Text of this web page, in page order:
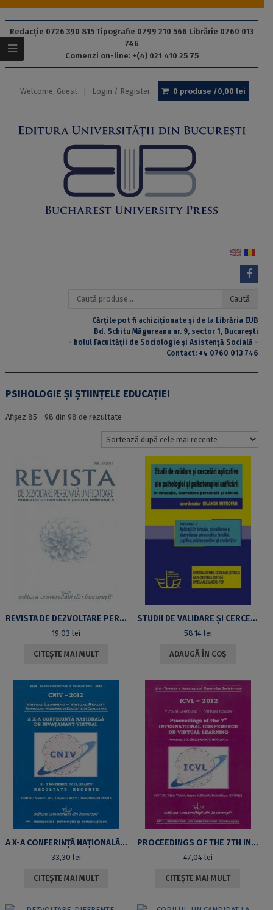
Redacție 0726 390 815 Tipografie 0799 210 566 Librărie 0760 013
746
Comenzi on-line: +(4) 021 410 25 75
Welcome, Guest Login / Register 0 produse /0,00 lei
Caută
Caută
Cărțile pot fi achiziționate și de la Librăria EUB
Bd. Schitu Măgureanu nr. 9, sector 1, București
- holul Facultății de Sociologie și Asistență Socială -
Contact: +4 0760 013 746
PSIHOLOGIE ȘI ȘTIINȚELE EDUCAȚIEI
Afișez 85 - 98 din 98 de rezultateSortat
cele
REVISTA DE DEZVOLTARE PERSONALĂ UNIFICATOARE, NR. 3, 2011
19,03 lei
CITEȘTE MAI MULT
STUDII DE VALIDARE ȘI CERCETĂRI APLICATIVE ALE PSIHOLOGIEI ȘI PSIHOTERAPIEI UNIFICĂRII ÎN EDUCAȚIE, DEZVOLTARE PERSONALĂ ȘI CLINICĂ VOLUMUL II: APLICAȚII ÎN TERAPIA, CONSILIEREA ȘI DEZVOLTAREA PERSONALĂ A FAMILIEI, COPIILOR, ADOLESCENȚILOR ȘI STUDENȚILOR
58,14 lei
ADAUGĂ ÎN COȘ
A X-A CONFERINȚĂ NAȚIONALĂ DE ÎNVĂȚĂMÂNT VIRTUAL, CNIV 2012, 2-3 NOIEMBRIE 2012, BRAȘOV
33,30 lei
CITEȘTE MAI MULT
PROCEEDINGS OF THE 7TH INTERNATIONAL CONFERENCE ON VIRTUAL LEARNING, ICVL 2012, NOVEMBER 2-3, 2012, BRAȘOV, ROMANIA
47,04 lei
CITEȘTE MAI MULT